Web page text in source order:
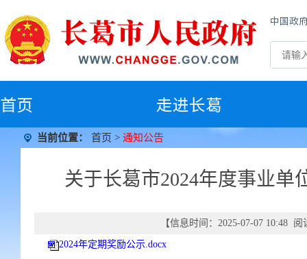
中国政
首页 走进长葛
当前位置： 首页 > 通知公告
关于长葛市2024年度事业
【信息时间：2025-07-07 10:48
2024年定期奖励公示.docx